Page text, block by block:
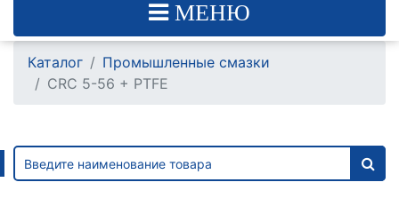
МЕНЮ
Каталог
Промышленные смазки
CRC 5-56 + PTFE